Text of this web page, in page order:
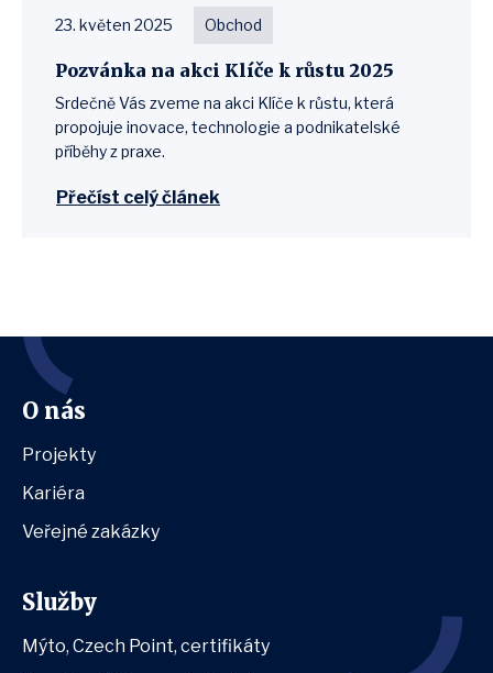
23. květen 2025 Obchod
Pozvánka na akci Klíče k růstu 2025
Srdečně Vás zveme na akci Klíče k růstu, která
propojuje inovace, technologie a podnikatelské
příběhy z praxe.
Přečíst celý článek
O nás
Projekty
Kariéra
Veřejné zakázky
Služby
Mýto, Czech Point, certifikáty